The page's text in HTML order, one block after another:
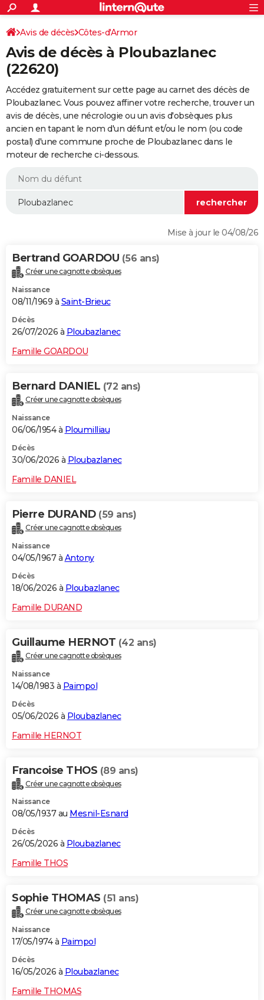
ACTUALITÉS
Politique
Société
Faits Divers
Education
Monde
Villes
+
SPORT
Coupe du monde 2026
Football
Tennis
Cyclisme
Rugby
Forum
FINANCE
Retraite
Impôts
Epargne
Immobilier
Risques naturels par ville
Banque
Assurance
Crédit
Essais
Réserver un essai
Citadines
Berlines
SUV
Forum auto
+
HIGH-TECH
Mobiles
Meilleur smartphone
Internet
Ordinateurs
Jeux vidéo
Guide high-tech
+BRICOLAGE
Forum
Aménagement intérieur
Extérieur
Cuisine
Salle de bains
Jardinage
Rangement
WEEK-END
Guides de France
Escapades
Patrimoine
Expositions
Musées
Week-end nature
LIFESTYLE
Alimentation
Guide de la santé
Maladies
Médicaments
Sommeil
VOYAGE
Destinations
City break
Voyage nature
Voyage de noces
Forum
Climat
+PHOTO
GUIDES D'ACHAT
BONS PLANS
CARTE DE VOEUX
Dictionnaire
Biographies
Citations
Expressions
Proverbes
PROGRAMME TV
COPAINS D'AVANT
S'inscrire
Se connecter
Lycées
Collèges
Primaires
Universités
Entreprises
Service militaire
Avis de recherche
AVIS DE DÉCÈS
S'inscrire
Connexion
Avis de décès Côtes-d'Armor
Avis de décès à Ploubazlanec
(22620)
Accédez gratuitement sur cette page au carnet des décès de
Ploubazlanec. Vous pouvez affiner votre recherche, trouver un
avis de décès, une nécrologie ou un avis d'obsèques plus
ancien en tapant le nom d'un défunt et/ou le nom (ou code
postal) d'une commune proche de Ploubazlanec dans le
moteur de recherche ci-dessous.
Mise à jour le 04/08/26
Bertrand GOARDOU (56 ans)
Créer une cagnotte obsèques
Naissance
08/11/1969 à Saint-Brieuc
Décès
26/07/2026 à Ploubazlanec
Famille GOARDOU
Bernard DANIEL (72 ans)
Créer une cagnotte obsèques
Naissance
06/06/1954 à Ploumilliau
Décès
30/06/2026 à Ploubazlanec
Famille DANIEL
Pierre DURAND (59 ans)
Créer une cagnotte obsèques
Naissance
04/05/1967 à Antony
Décès
18/06/2026 à Ploubazlanec
Famille DURAND
Guillaume HERNOT (42 ans)
Créer une cagnotte obsèques
Naissance
14/08/1983 à Paimpol
Décès
05/06/2026 à Ploubazlanec
Famille HERNOT
Francoise THOS (89 ans)
Créer une cagnotte obsèques
Naissance
08/05/1937 au Mesnil-Esnard
Décès
26/05/2026 à Ploubazlanec
Famille THOS
Sophie THOMAS (51 ans)
Créer une cagnotte obsèques
Naissance
17/05/1974 à Paimpol
Décès
16/05/2026 à Ploubazlanec
Famille THOMAS